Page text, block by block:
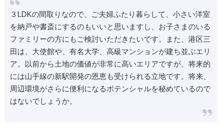
３LDKの間取りなので、ご夫婦ふたり暮らして、小さい洋室
を納戸や書斎にするのもいいと思いますし、お子さまのいる
ファミリーの方にもご検討いただきたいです。また、港区三
田は、大使館や、有名大学、高級マンションが建ち並ぶエリ
ア。以前から土地の価値が非常に高いエリアですが、将来的
には山手線の新駅開発の恩恵も受けられる立地です。将来、
周辺環境がさらに便利になるポテンシャルを秘めているので
はないでしょうか。